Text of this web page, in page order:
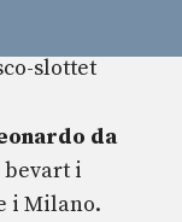
da
bevart i
i Milano.